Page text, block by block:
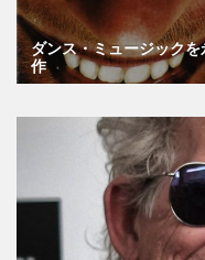
ダンス・ミュージック
作